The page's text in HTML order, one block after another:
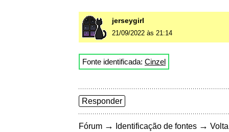
jerseygirl
21/09/2022 às 21:14
Fonte identificada: Cinzel
Responder
Fórum → Identificação de fontes →